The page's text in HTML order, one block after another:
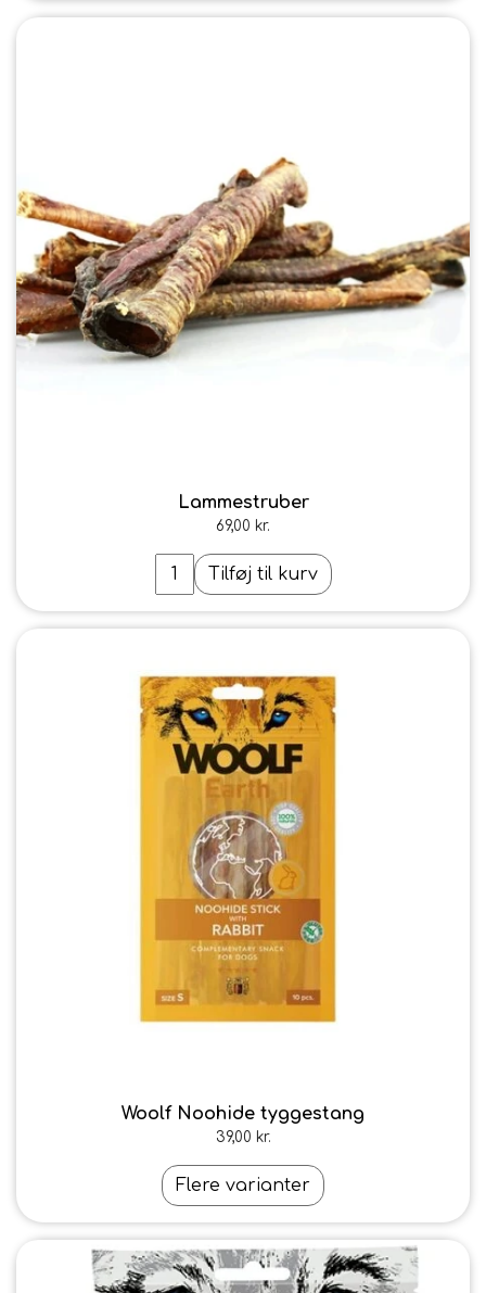
Lammestruber
69,00 kr.
Tilføj til kurv
Woolf Noohide tyggestang
39,00 kr.
Flere varianter